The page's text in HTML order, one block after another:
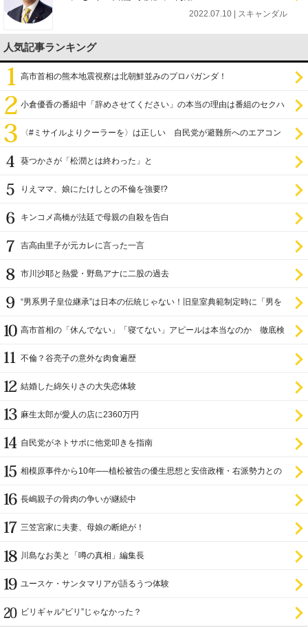
2022.07.10 | スキャンダル
人気記事ランキング
高市首相の熊本地震視察は北朝鮮並みのプロパガンダ！
小倉優香の番組中「辞めさせてください」の本当の理由は番組のセクハ
〈#ミサイルよりクーラーを〉は正しい 自民党が避難所へのエアコン
葵つかさが「松潤とは終わった」と
りえママ、娘にたけしとの不倫を強要!?
キンコメ高橋が法廷で母親の自殺を告白
吉高由里子が元カレに言った一言
市川沙耶と熱愛・野島アナに二股の過去
“男系男子皇位継承”は日本の伝統じゃない！旧皇室典範制定時に「男を
高市首相の「休んでない」「寝てない」アピールは本当なのか 徹底検
不倫？谷亮子の意外な肉食遍歴
結婚した綿矢りさの大失恋体験
麻生太郎が愛人の店に2360万円
自民党がネトサポに他党叩きを指南
相模原事件から10年──植松被告の優生思想と安倍政権・右派勢力との
長嶋親子の骨肉の争いが継続中
三笠宮家に夫妻、母娘の断絶が！
川島なお美と「噂の真相」編集長
ユースケ・サンタマリアが語るうつ体験
ビリギャル“ビリ”じゃなかった？